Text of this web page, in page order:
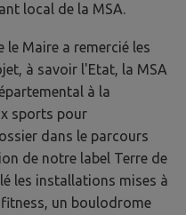
local de la MSA.
Maire a remercié les
à savoir l'Etat, la MSA
à la
sports pour
dans le parcours
de notre label Terre de
les installations mises à
un boulodrome